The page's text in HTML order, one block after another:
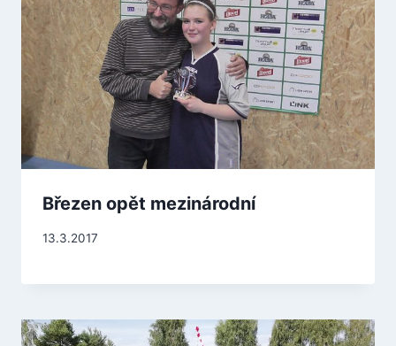
Březen opět mezinárodní
13.3.2017